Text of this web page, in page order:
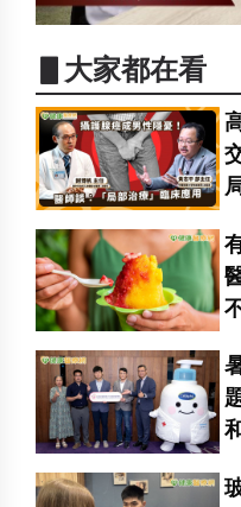
▋大家都在看